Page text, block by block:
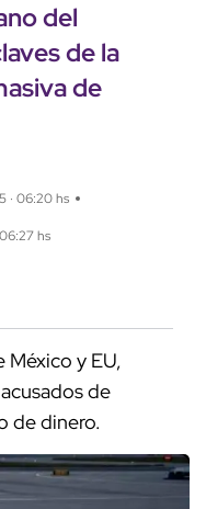
del
de la
de
· 06:20 hs
hs
y EU,
de
de dinero.